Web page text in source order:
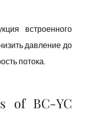
встроенного
давление до
потока.
of BC-YC